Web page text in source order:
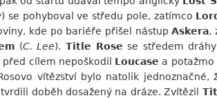
) se pohyboval ve středu pole, zatímco
kde po bariéře přišel nástupAskera,
(C. Lee). Title Rose se středem
cílem nepoškodil Loucase a potažmo
vítězství bylo natolik jednoznačné,
doběh dosažený na dráze. Zvítězil